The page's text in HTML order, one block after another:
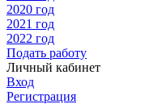
2020 год
2021 год
2022 год
Подать работу
Личный кабинет
Вход
Регистрация